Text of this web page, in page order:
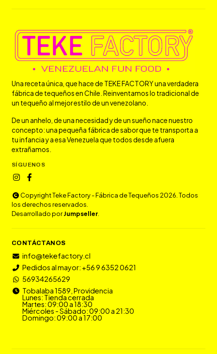
Una receta única, que hace de TEKE FACTORY una verdadera
fábrica de tequeños en Chile. Reinventamos lo tradicional de
un tequeño al mejor estilo de un venezolano.
De un anhelo, de una necesidad y de un sueño nace nuestro
concepto: una pequeña fábrica de sabor que te transporta a
tu infancia y a esa Venezuela que todos desde afuera
extrañamos.
SÍGUENOS
Copyright Teke Factory - Fábrica de Tequeños 2026. Todos
los derechos reservados.
Desarrollado porJumpseller
CONTÁCTANOS
info@tekefactory.cl
Pedidos al mayor: +56 9 6352 0621
56934265629
Tobalaba 1589, Providencia
Lunes: Tienda cerrada
Martes: 09:00 a 18:30
Miércoles - Sábado: 09:00 a 21:30
Domingo: 09:00 a 17:00